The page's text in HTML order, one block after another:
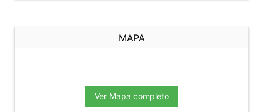
MAPA
Ver Mapa completo